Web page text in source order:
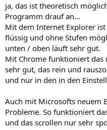
ja, das ist theoretisch
Programm drauf an...
Mit dem Internet Explorer
flüssig und ohne Stufen
unten / oben läuft sehr gut.
Mit Chrome funktioniert das
sehr gut, das rein und
und nur in den in den
Auch mit Microsofts neuem
Probleme. So funktioniert
und das scrollen nur sehr